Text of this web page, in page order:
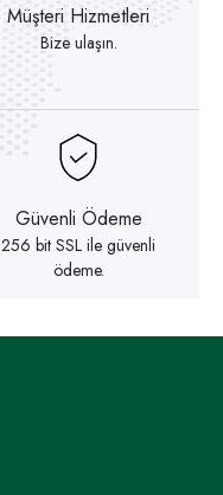
Müşteri Hizmetleri
Bize ulaşın.
Güvenli Ödeme
256 bit SSL ile güvenli
ödeme.